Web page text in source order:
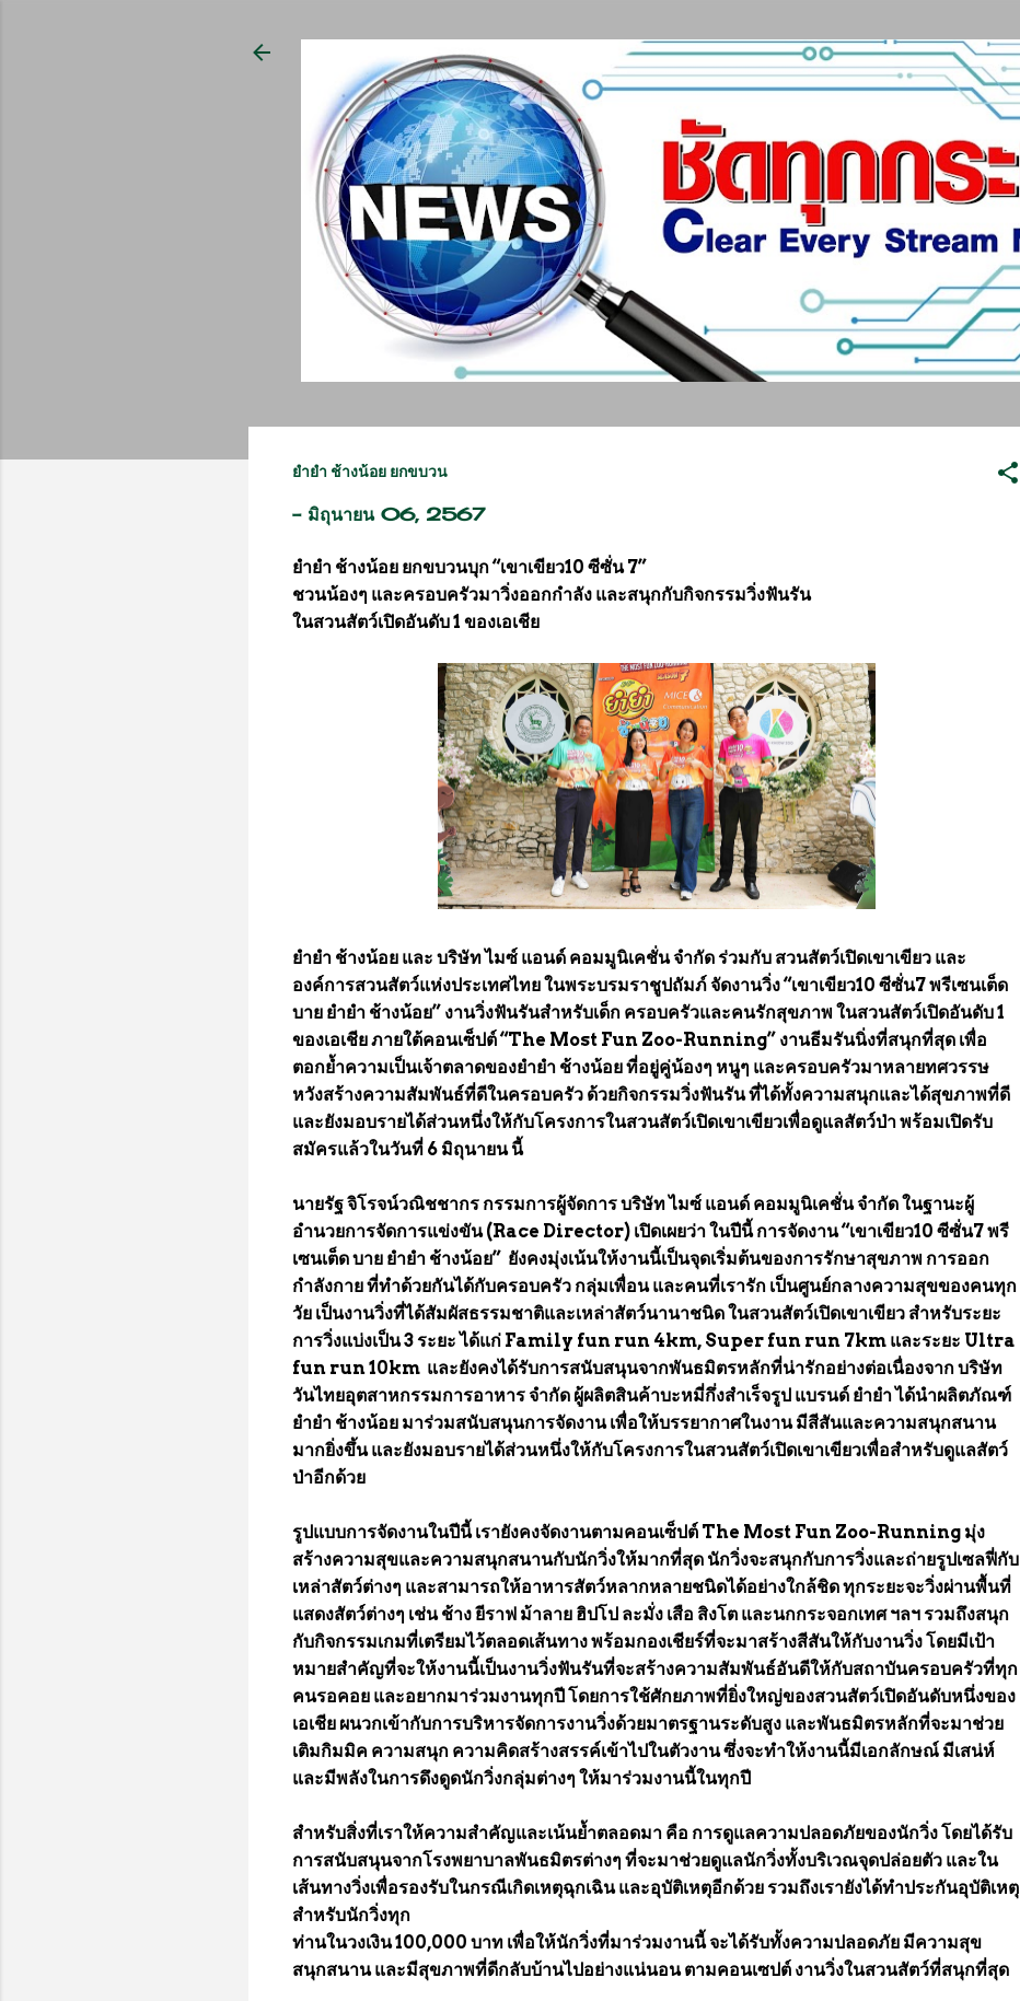
ยำยำ ช้างน้อย ยกขบวน
- มิถุนายน 06, 2567
ยำยำ ช้างน้อย ยกขบวนบุก “เขาเขียว10 ซีซั่น 7”
ชวนน้องๆ และครอบครัวมาวิ่งออกกำลัง และสนุกกับกิจกรรมวิ่งฟันรัน
ในสวนสัตว์เปิดอันดับ 1 ของเอเชีย
ยำยำ ช้างน้อย และ บริษัท ไมซ์ แอนด์ คอมมูนิเคชั่น จำกัด ร่วมกับ สวนสัตว์เปิดเขาเขียว และ
องค์การสวนสัตว์แห่งประเทศไทย ในพระบรมราชูปถัมภ์ จัดงานวิ่ง “เขาเขียว10 ซีซั่น7 พรีเซนเต็ด
บาย ยำยำ ช้างน้อย” งานวิ่งฟันรันสำหรับเด็ก ครอบครัวและคนรักสุขภาพ ในสวนสัตว์เปิดอันดับ 1
ของเอเชีย ภายใต้คอนเซ็ปต์ “The Most Fun Zoo-Running” งานธีมรันนิ่งที่สนุกที่สุด เพื่อ
ตอกย้ำความเป็นเจ้าตลาดของยำยำ ช้างน้อย ที่อยู่คู่น้องๆ หนูๆ และครอบครัวมาหลายทศวรรษ
หวังสร้างความสัมพันธ์ที่ดีในครอบครัว ด้วยกิจกรรมวิ่งฟันรัน ที่ได้ทั้งความสนุกและได้สุขภาพที่ดี
และยังมอบรายได้ส่วนหนึ่งให้กับโครงการในสวนสัตว์เปิดเขาเขียวเพื่อดูแลสัตว์ป่า พร้อมเปิดรับ
สมัครแล้วในวันที่ 6 มิถุนายน นี้
นายรัฐ จิโรจน์วณิชชากร กรรมการผู้จัดการ บริษัท ไมซ์ แอนด์ คอมมูนิเคชั่น จำกัด ในฐานะผู้
อำนวยการจัดการแข่งขัน (Race Director) เปิดเผยว่า ในปีนี้ การจัดงาน “เขาเขียว10 ซีซั่น7 พรี
เซนเต็ด บาย ยำยำ ช้างน้อย” ยังคงมุ่งเน้นให้งานนี้เป็นจุดเริ่มต้นของการรักษาสุขภาพ การออก
กำลังกาย ที่ทำด้วยกันได้กับครอบครัว กลุ่มเพื่อน และคนที่เรารัก เป็นศูนย์กลางความสุขของคนทุก
วัย เป็นงานวิ่งที่ได้สัมผัสธรรมชาติและเหล่าสัตว์นานาชนิด ในสวนสัตว์เปิดเขาเขียว สำหรับระยะ
การวิ่งแบ่งเป็น 3 ระยะ ได้แก่ Family fun run 4km, Super fun run 7km และระยะ Ultra
fun run 10km และยังคงได้รับการสนับสนุนจากพันธมิตรหลักที่น่ารักอย่างต่อเนื่องจาก บริษัท
วันไทยอุตสาหกรรมการอาหาร จำกัด ผู้ผลิตสินค้าบะหมี่กึ่งสำเร็จรูป แบรนด์ ยำยำ ได้นำผลิตภัณฑ์
ยำยำ ช้างน้อย มาร่วมสนับสนุนการจัดงาน เพื่อให้บรรยากาศในงาน มีสีสันและความสนุกสนาน
มากยิ่งขึ้น และยังมอบรายได้ส่วนหนึ่งให้กับโครงการในสวนสัตว์เปิดเขาเขียวเพื่อสำหรับดูแลสัตว์
ป่าอีกด้วย
รูปแบบการจัดงานในปีนี้ เรายังคงจัดงานตามคอนเซ็ปต์ The Most Fun Zoo-Running มุ่ง
สร้างความสุขและความสนุกสนานกับนักวิ่งให้มากที่สุด นักวิ่งจะสนุกกับการวิ่งและถ่ายรูปเซลฟี่กับ
เหล่าสัตว์ต่างๆ และสามารถให้อาหารสัตว์หลากหลายชนิดได้อย่างใกล้ชิด ทุกระยะจะวิ่งผ่านพื้นที่
แสดงสัตว์ต่างๆ เช่น ช้าง ยีราฟ ม้าลาย ฮิปโป ละมั่ง เสือ สิงโต และนกกระจอกเทศ ฯลฯ รวมถึงสนุก
กับกิจกรรมเกมที่เตรียมไว้ตลอดเส้นทาง พร้อมกองเชียร์ที่จะมาสร้างสีสันให้กับงานวิ่ง โดยมีเป้า
หมายสำคัญที่จะให้งานนี้เป็นงานวิ่งฟันรันที่จะสร้างความสัมพันธ์อันดีให้กับสถาบันครอบครัวที่ทุก
คนรอคอย และอยากมาร่วมงานทุกปี โดยการใช้ศักยภาพที่ยิ่งใหญ่ของสวนสัตว์เปิดอันดับหนึ่งของ
เอเชีย ผนวกเข้ากับการบริหารจัดการงานวิ่งด้วยมาตรฐานระดับสูง และพันธมิตรหลักที่จะมาช่วย
เติมกิมมิค ความสนุก ความคิดสร้างสรรค์เข้าไปในตัวงาน ซึ่งจะทำให้งานนี้มีเอกลักษณ์ มีเสน่ห์
และมีพลังในการดึงดูดนักวิ่งกลุ่มต่างๆ ให้มาร่วมงานนี้ในทุกปี
สำหรับสิ่งที่เราให้ความสำคัญและเน้นย้ำตลอดมา คือ การดูแลความปลอดภัยของนักวิ่ง โดยได้รับ
การสนับสนุนจากโรงพยาบาลพันธมิตรต่างๆ ที่จะมาช่วยดูแลนักวิ่งทั้งบริเวณจุดปล่อยตัว และใน
เส้นทางวิ่งเพื่อรองรับในกรณีเกิดเหตุฉุกเฉิน และอุบัติเหตุอีกด้วย รวมถึงเรายังได้ทำประกันอุบัติเหตุ
สำหรับนักวิ่งทุก
ท่านในวงเงิน 100,000 บาท เพื่อให้นักวิ่งที่มาร่วมงานนี้ จะได้รับทั้งความปลอดภัย มีความสุข
สนุกสนาน และมีสุขภาพที่ดีกลับบ้านไปอย่างแน่นอน ตามคอนเซปต์ งานวิ่งในสวนสัตว์ที่สนุกที่สุด